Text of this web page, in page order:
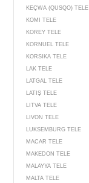
KEÇWA (QUSQO) TELE
KOMI TELE
KOREY TELE
KORNUEL TELE
KORSIKA TELE
LAK TELE
LATGAL TELE
LATIŞ TELE
LITVA TELE
LIVON TELE
LUKSEMBURG TELE
MACAR TELE
MAKEDON TELE
MALAYYA TELE
MALTA TELE